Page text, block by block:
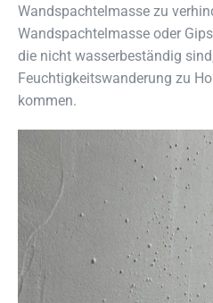
Wandspachtelmasse zu
Wandspachtelmasse oder
die nicht wasserbeständig
Feuchtigkeitswanderung zu
kommen.